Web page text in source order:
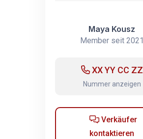
Maya Kousz
Member seit 2021
XX YY CC ZZ
Nummer anzeigen
Verkäufer
kontaktieren